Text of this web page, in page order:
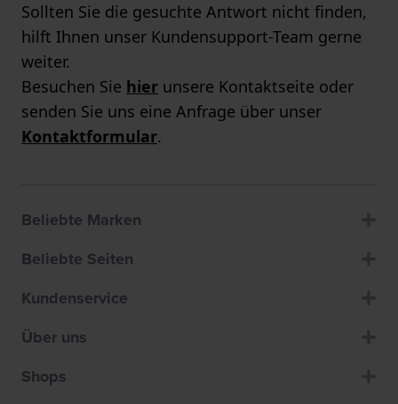
Sollten Sie die gesuchte Antwort nicht finden,
hilft Ihnen unser Kundensupport-Team gerne
weiter.
Besuchen Sie hier unsere Kontaktseite oder
senden Sie uns eine Anfrage über unser
Kontaktformular.
Beliebte Marken
Beliebte Seiten
Kundenservice
Über uns
Shops